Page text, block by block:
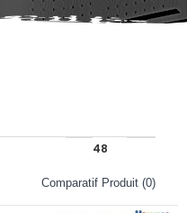
Comparatif Produit (0)